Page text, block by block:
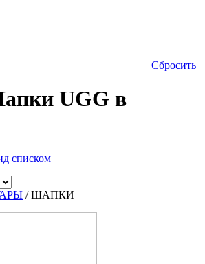
Сбросить
UGG в
списком
/ ШАПКИ